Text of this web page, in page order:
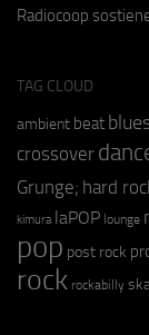
Radiocoop
TAG CLOUD
ambient beat
crossover
Grunge; hard
kimura laPOP lounge
pop post rock
rock rockabilly